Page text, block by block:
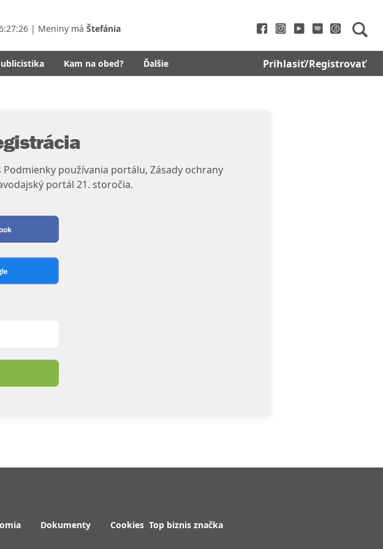
| Meniny má Štefánia
Kam na obed? Ďalšie Prihlasiť/Registrovať
používania portálu, Zásady ochrany
portál 21. storočia.
Dokumenty Cookies Top biznis značka